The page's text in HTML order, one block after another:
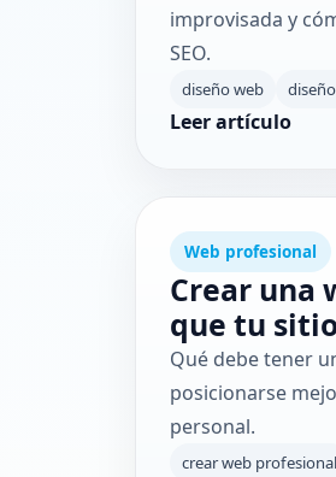
improvisada y
SEO.
diseño web
Leer artículo
Web profesional
Crear una
que tu
Qué debe tener
posicionarse
personal.
crear web profesional